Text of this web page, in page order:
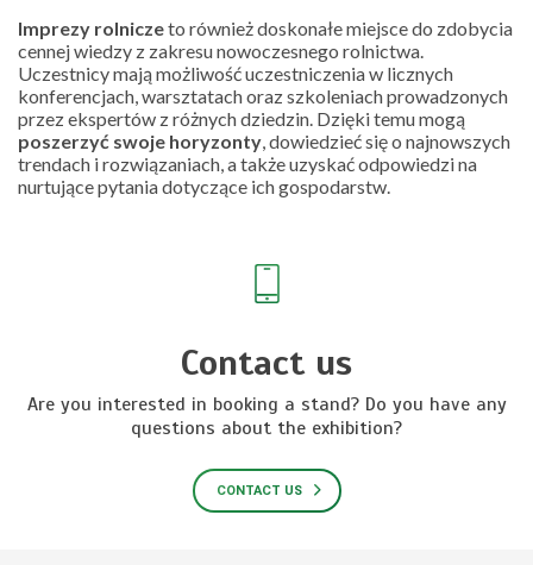
Imprezy rolniczeto również doskonałe miejsce do zdobycia
cennej wiedzy z zakresu nowoczesnego rolnictwa.
Uczestnicy mają możliwość uczestniczenia w licznych
konferencjach, warsztatach oraz szkoleniach prowadzonych
przez ekspertów z różnych dziedzin. Dzięki temu mogą
poszerzyć swoje horyzonty, dowiedzieć się o najnowszych
trendach i rozwiązaniach, a także uzyskać odpowiedzi na
nurtujące pytania dotyczące ich gospodarstw.
Contact us
Are you interested in booking a stand? Do you have any
questions about the exhibition?
CONTACT US